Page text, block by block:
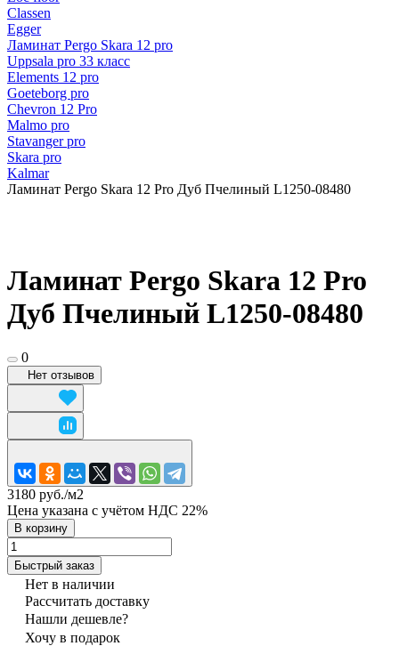
Classen
Egger
Ламинат Pergo Skara 12 pro
Uppsala pro 33 класс
Elements 12 pro
Goeteborg pro
Chevron 12 Pro
Malmo pro
Stavanger pro
Skara pro
Kalmar
Ламинат Pergo Skara 12 Pro Дуб Пчелиный L1250-08480
Ламинат Pergo Skara 12 Pro
Дуб Пчелиный L1250-08480
0
Нет отзывов
3180 руб./м2
Цена указана с учётом НДС 22%
В корзину
Быстрый заказ
Нет в наличии
Рассчитать доставку
Нашли дешевле?
Хочу в подарок